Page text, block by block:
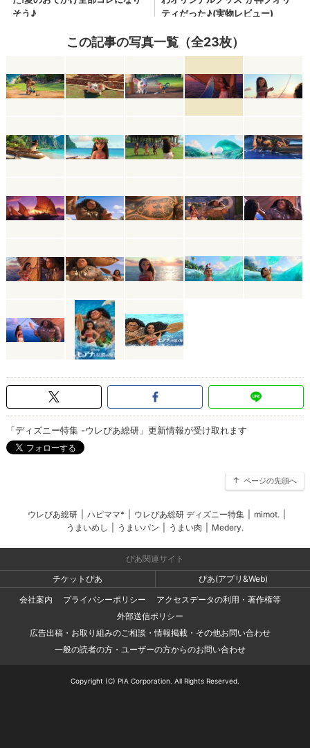
この記事の写真一覧（全23枚）
「ディズニー特集 -ウレぴあ総研」更新情報が受け取れます
ページの先頭へ
ウレぴあ総研 ハピママ* ウレぴあ総研 ディズニー特集 mimot.
うまいめし
うまいパン うまい肉 Medery.
ぴあ関連サイト
チケットぴあ
ぴあ(アプリ&Web)
会社案内
プライバシーポリシー
アクセスデータの利用・著作権等
外部送信ポリシー
広告出稿・お取り組みのご相談・情報掲載・その他お問い合わせ
一般の読者の方・ユーザーの方からのお問い合わせ
Copyright (C) PIA Corporation. All Rights Reserved.